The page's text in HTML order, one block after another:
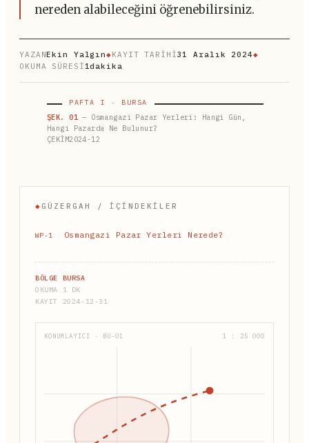
nereden alabileceğini öğrenebilirsiniz.
YAZANEkin Yalgın◆KAYIT TARİHİ31 Aralık 2024◆
OKUMA SÜRESİ1dakika
PAFTA I · BURSA
ŞEK. 01 — Osmangazi Pazar Yerleri: Hangi Gün,
Hangi Pazarda Ne Bulunur?
ÇEKİM2024-12
◆ GÜZERGAH / İÇINDEKILER
WP-1 Osmangazi Pazar Yerleri Nerede?
BÖLGE BURSA
OKUMA 1 DK
KAYIT 2024-12-31
KONUMLAYICI · BU-01 1 : 25 000